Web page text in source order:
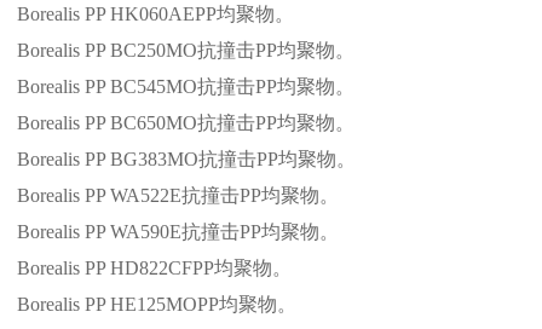
Borealis PP HK060AEPP均聚物。
Borealis PP BC250MO抗撞击PP均聚物。
Borealis PP BC545MO抗撞击PP均聚物。
Borealis PP BC650MO抗撞击PP均聚物。
Borealis PP BG383MO抗撞击PP均聚物。
Borealis PP WA522E抗撞击PP均聚物。
Borealis PP WA590E抗撞击PP均聚物。
Borealis PP HD822CFPP均聚物。
Borealis PP HE125MOPP均聚物。